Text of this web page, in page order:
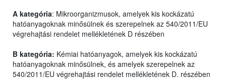
A kategória: Mikroorganizmusok, amelyek kis kockázatú
hatóanyagoknak minősülnek és szerepelnek az 540/2011/EU
végrehajtási rendelet mellékletének D részében
B kategória: Kémiai hatóanyagok, amelyek kis kockázatú
hatóanyagoknak minősülnek, és amelyek szerepelnek az
540/2011/EU végrehajtási rendelet mellékletének D. részében